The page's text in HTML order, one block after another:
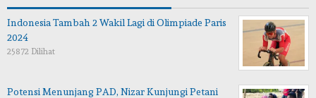
Indonesia Tambah 2 Wakil Lagi di Olimpiade Paris
2024
25872 Dilihat
Potensi Menunjang PAD, Nizar Kunjungi Petani